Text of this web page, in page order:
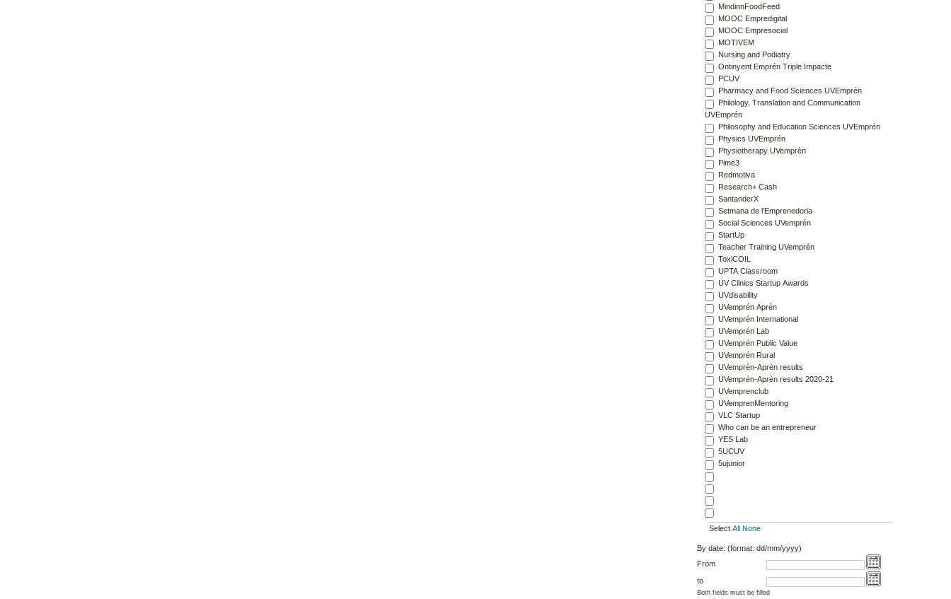
MindinnFoodFeed
MOOC Empredigital
MOOC Empresocial
MOTIVEM
Nursing and Podiatry
Ontinyent Emprén Triple Impacte
PCUV
Pharmacy and Food Sciences UVEmprén
Philology, Translation and Communication
UVEmprén
Philosophy and Education Sciences UVEmprén
Physics UVEmprén
Physiotherapy UVemprèn
Pime3
Redmotiva
Research+ Cash
SantanderX
Setmana de l'Emprenedoria
Social Sciences UVemprén
StartUp
Teacher Training UVemprén
ToxiCOIL
UPTA Classroom
UV Clinics Startup Awards
UVdisability
UVemprén Aprèn
UVemprén International
UVemprén Lab
UVemprén Public Value
UVemprén Rural
UVemprén-Aprèn results
UVemprén-Aprèn results 2020-21
UVemprenclub
UVemprenMentoring
VLC Startup
Who can be an entrepreneur
YES Lab
5UCUV
5ujunior
Select All None
By date: (format: dd/mm/yyyy)
From
to
Both fields must be filled